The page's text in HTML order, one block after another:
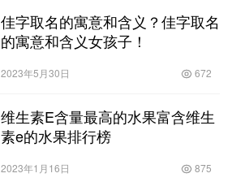
佳字取名的寓意和含义？佳字取名
的寓意和含义女孩子！
2023年5月30日 672
维生素E含量最高的水果富含维生
素e的水果排行榜
2023年1月16日 875